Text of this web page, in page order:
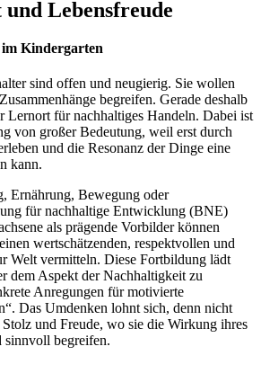
Lebensfreude
Kindergarten
sind offen und neugierig. Sie wollen
begreifen. Gerade deshalb
Lernort für nachhaltiges Handeln. Dabei ist
von großer Bedeutung, weil erst durch
und die Resonanz der Dinge eine
kann.
Ernährung, Bewegung oder
für nachhaltige Entwicklung (BNE)
als prägende Vorbilder können
wertschätzenden, respektvollen und
Welt vermitteln. Diese Fortbildung lädt
dem Aspekt der Nachhaltigkeit zu
Anregungen für motivierte
Das Umdenken lohnt sich, denn nicht
und Freude, wo sie die Wirkung ihres
sinnvoll begreifen.